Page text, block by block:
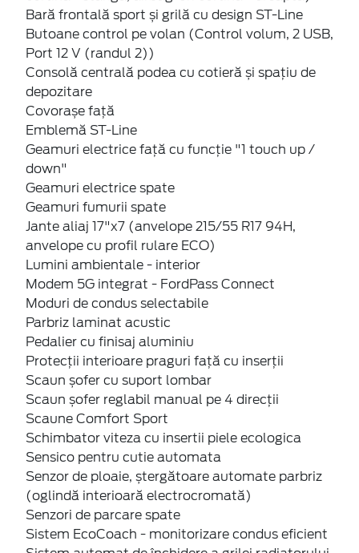
Bară frontală sport și grilă cu design ST-Line
Butoane control pe volan (Control volum, 2 USB,
Port 12 V (randul 2))
Consolă centrală podea cu cotieră și spațiu de
depozitare
Covorașe față
Emblemă ST-Line
Geamuri electrice față cu funcție "1 touch up /
down"
Geamuri electrice spate
Geamuri fumurii spate
Jante aliaj 17"x7 (anvelope 215/55 R17 94H,
anvelope cu profil rulare ECO)
Lumini ambientale - interior
Modem 5G integrat - FordPass Connect
Moduri de condus selectabile
Parbriz laminat acustic
Pedalier cu finisaj aluminiu
Protecții interioare praguri față cu inserții
Scaun șofer cu suport lombar
Scaun șofer reglabil manual pe 4 direcții
Scaune Comfort Sport
Schimbator viteza cu insertii piele ecologica
Sensico pentru cutie automata
Senzor de ploaie, ștergătoare automate parbriz
(oglindă interioară electrocromată)
Senzori de parcare spate
Sistem EcoCoach - monitorizare condus eficient